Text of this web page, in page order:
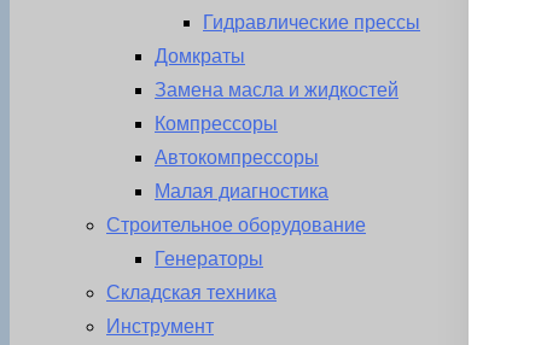
Гидравлические прессы
Домкраты
Замена масла и жидкостей
Компрессоры
Автокомпрессоры
Малая диагностика
Строительное оборудование
Генераторы
Складская техника
Инструмент